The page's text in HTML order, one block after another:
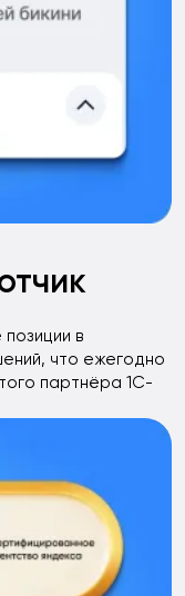
в
что ежегодно
партнёра 1С-